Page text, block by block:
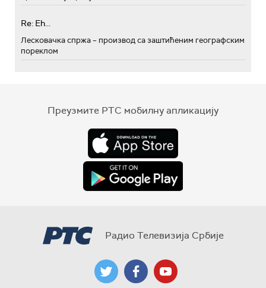
Re: Eh...
Лесковачка спржа – производ са заштићеним географским
пореклом
Преузмите РТС мобилну апликацију
Радио Телевизија Србије